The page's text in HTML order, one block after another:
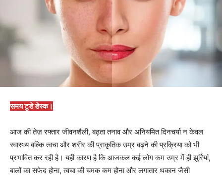
समय टुडे डेस्क।
आज की तेज़ रफ्तार जीवनशैली, बढ़ता तनाव और अनियमित दिनचर्या न केवल
स्वास्थ्य बल्कि त्वचा और शरीर की प्राकृतिक उम्र बढ़ने की प्रक्रिया को भी
प्रभावित कर रही है। यही कारण है कि आजकल कई लोग कम उम्र में ही झुर्रियां,
बालों का सफेद होना, त्वचा की चमक कम होना और लगातार थकान जैसी